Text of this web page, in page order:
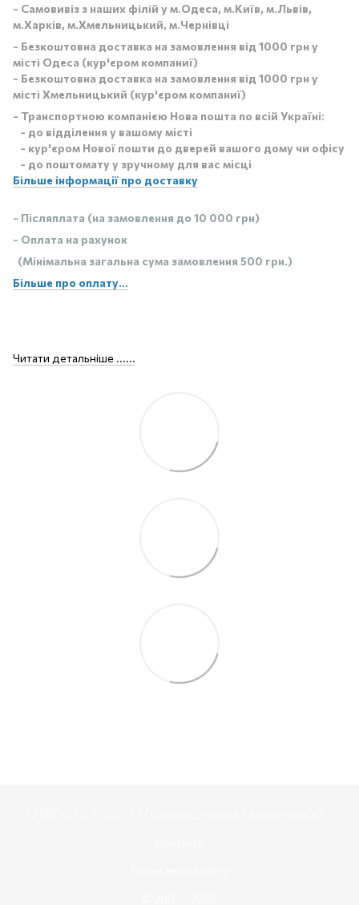
- Самовивіз з наших філій у м.Одеса, м.Київ, м.Львів,
м.Харків, м.Хмельницький, м.Чернівці
- Безкоштовна доставка на замовлення від 1000 грн у
місті Одеса (кур'єром компаниї)
- Безкоштовна доставка на замовлення від 1000 грн у
місті Хмельницький (кур'єром компаниї)
- Транспортною компанією Нова пошта по всій Україні:
- до відділення у вашому місті
- кур'єром Нової пошти до дверей вашого дому чи офісу
- до поштомату у зручному для вас місці
Більше інформації про доставку
- Післяплата (на замовлення до 10 000 грн)
- Оплата на рахунок
(Мінімальна загальна сума замовлення 500 грн.)
Більше про оплату...
Читати детальніше ......